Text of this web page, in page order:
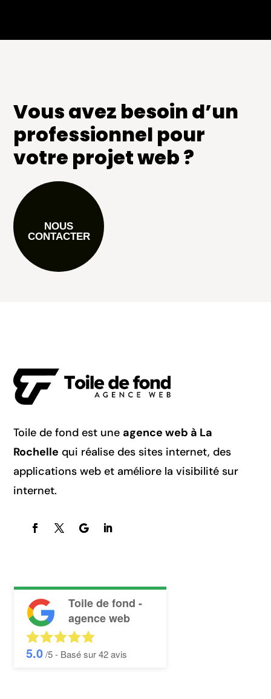
Vous avez besoin d’un
professionnel pour
votre projet web ?
NOUS
CONTACTER
Toile de fond est une agence web à La
Rochelle qui réalise des sites internet, des
applications web et améliore la visibilité sur
internet.
Toile de fond -
agence web
5.0/5 - Basé sur42avis